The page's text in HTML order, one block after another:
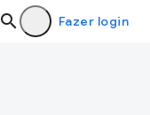
Fazer login